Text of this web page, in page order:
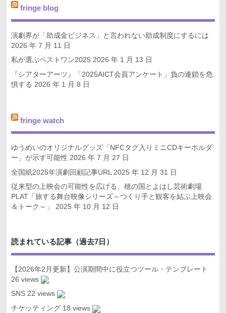
fringe blog
演劇界が「助成金ビジネス」と言われない助成制度にするには
2026 年 7 月 11 日
私が選ぶベストワン2025 2026 年 1 月 13 日
『シアターアーツ』「2025AICT会員アンケート」負の連鎖を危
惧する 2026 年 1 月 8 日
fringe watch
ゆうめいのオリジナルグッズ「NFCタグ入りミニCDキーホルダ
ー」が示す可能性 2026 年 7 月 27 日
全国紙2025年演劇回顧記事URL 2025 年 12 月 31 日
従来型の上映会の可能性を広げる、穂の国とよはし芸術劇場
PLAT「旅する舞台映像シリーズ～つくり手と観客を結ぶ上映会
＆トーク～」
2025 年 10 月 12 日
読まれている記事（過去7日）
【2026年2月更新】公演期間中に役立つツール・テンプレート
26 views
SNS 22 views
チケッティング 18 views